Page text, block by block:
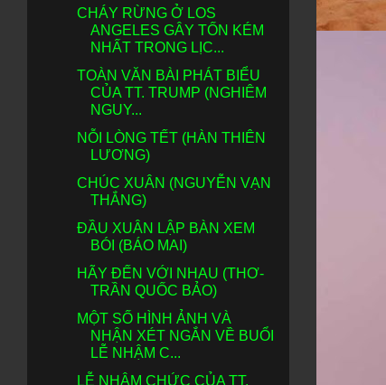
CHÁY RỪNG Ở LOS
ANGELES GÂY TỐN KÉM
NHẤT TRONG LỊC...
TOÀN VĂN BÀI PHÁT BIỂU
CỦA TT. TRUMP (NGHIÊM
NGUY...
NỖI LÒNG TẾT (HÀN THIÊN
LƯƠNG)
CHÚC XUÂN (NGUYỄN VẠN
THẮNG)
ĐẦU XUÂN LẬP BÀN XEM
BÓI (BÁO MAI)
HÃY ĐẾN VỚI NHAU (THƠ-
TRẦN QUỐC BẢO)
MỘT SỐ HÌNH ẢNH VÀ
NHẬN XÉT NGẮN VỀ BUỔI
LỄ NHẬM C...
LỄ NHẬM CHỨC CỦA TT.